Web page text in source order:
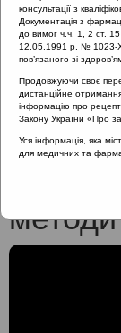
Головна
гострого
Академічна
методи
консультації з
Документація з
до вимог ч.ч. 1, 2 ст.
12.05.1991 р. № 1023-
пов’язаного зі
Продовжуючи своє
дистанційне
інформацію про
Закону України «Про
Уся інформація, яка
для медичних та